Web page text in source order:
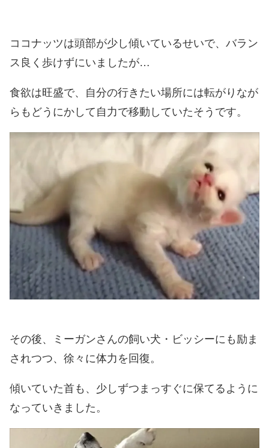
ココナッツは頭部が少し傾いているせいで、バラン
ス良く歩けずにいましたが…
食欲は旺盛で、自分の行きたい場所には転がりなが
らもどうにかして自力で移動していたそうです。
その後、ミーガンさんの飼い犬・ビッシーにも励ま
されつつ、徐々に体力を回復。
傾いていた首も、少しずつまっすぐに保てるように
なっていきました。